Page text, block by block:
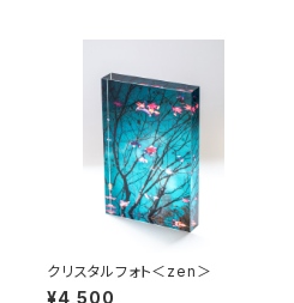
クリスタルフォト＜zen＞
¥4,500